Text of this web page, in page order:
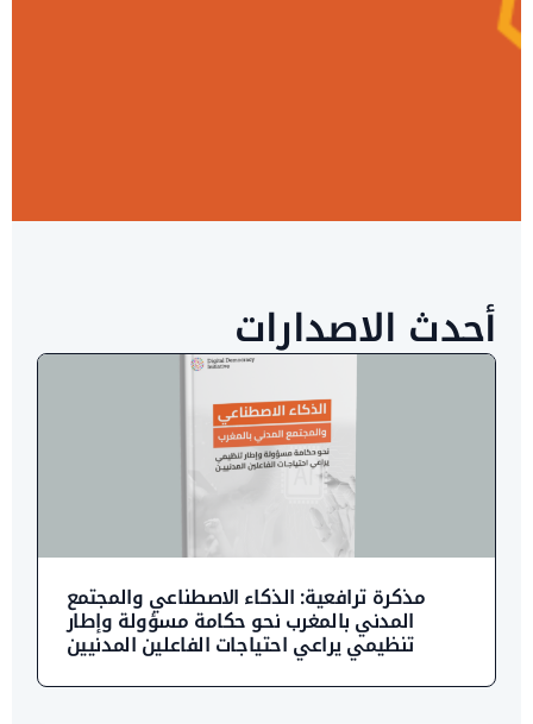
أحدث الاصدارات
مذكرة ترافعية: الذكاء الاصطناعي والمجتمع
المدني بالمغرب نحو حكامة مسؤولة وإطار
تنظيمي يراعي احتياجات الفاعلين المدنيين